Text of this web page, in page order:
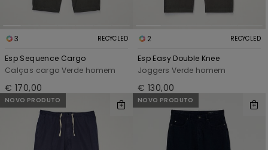
3 RECYCLED
Esp Sequence Cargo
Calças cargo Verde homem
€ 170,00
2 RECYCLED
Esp Easy Double Knee
Joggers Verde homem
€ 130,00
NOVO PRODUTO NOVO PRODUTO